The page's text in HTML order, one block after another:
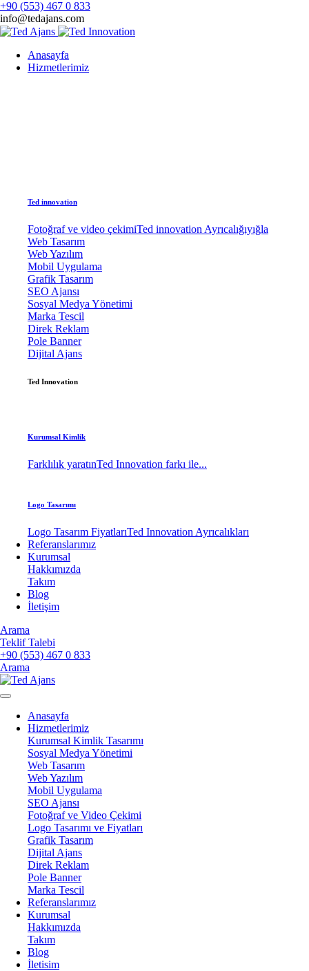
+90 (553) 467 0 833
info@tedajans.com
Anasayfa
Hizmetlerimiz
Ted innovation
Fotoğraf ve video çekimiTed innovation Ayrıcalığıyığla
Web Tasarım
Web Yazılım
Mobil Uygulama
Grafik Tasarım
SEO Ajansı
Sosyal Medya Yönetimi
Marka Tescil
Direk Reklam
Pole Banner
Dijital Ajans
Ted Innovation
Kurumsal Kimlik
Farklılık yaratınTed Innovation farkı ile...
Logo Tasarımı
Logo Tasarım FiyatlarıTed Innovation Ayrıcalıkları
Referanslarımız
Kurumsal
Hakkımızda
Takım
Blog
İletişim
Arama
Teklif Talebi
+90 (553) 467 0 833
Arama
Anasayfa
Hizmetlerimiz
Kurumsal Kimlik Tasarımı
Sosyal Medya Yönetimi
Web Tasarım
Web Yazılım
Mobil Uygulama
SEO Ajansı
Fotoğraf ve Video Çekimi
Logo Tasarımı ve Fiyatları
Grafik Tasarım
Dijital Ajans
Direk Reklam
Pole Banner
Marka Tescil
Referanslarımız
Kurumsal
Hakkımızda
Takım
Blog
İletisim